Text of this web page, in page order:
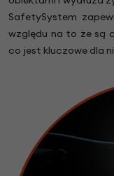
SafetySystem
względu na to że są
co jest kluczowe dla